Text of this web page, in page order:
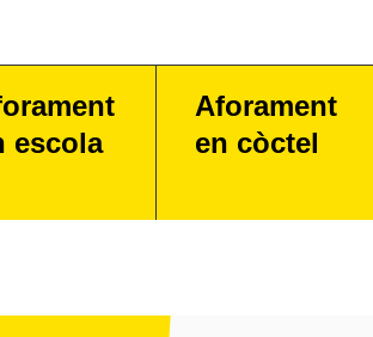
escola
Aforament
en còctel